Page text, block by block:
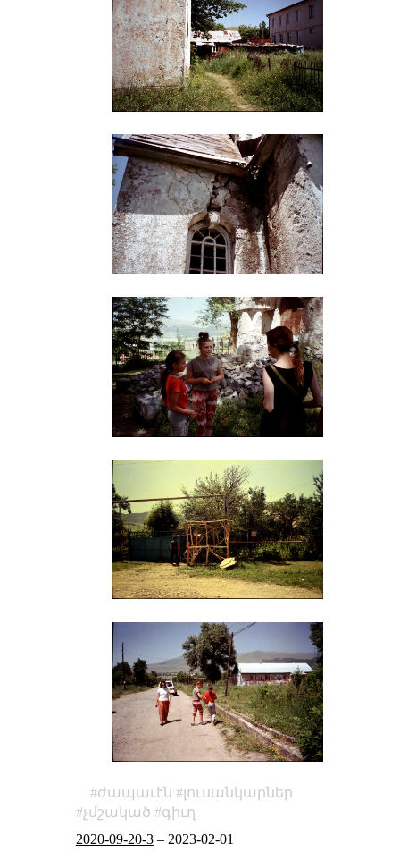
ժապաւէն
լուսանկարներ
չմշակած
գիւղ
2020-09-20-3– 2023-02-01